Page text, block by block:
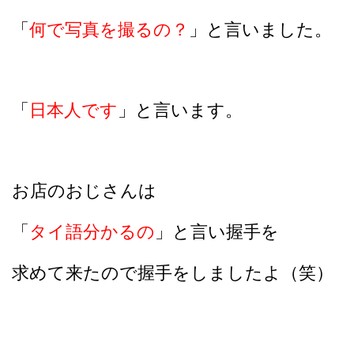
「 何で写真を撮るの？ 」と言いました。
「 日本人です 」と言います。
お店のおじさんは
「 タイ語分かるの 」と言い握手を
求めて来たので握手をしましたよ（笑）